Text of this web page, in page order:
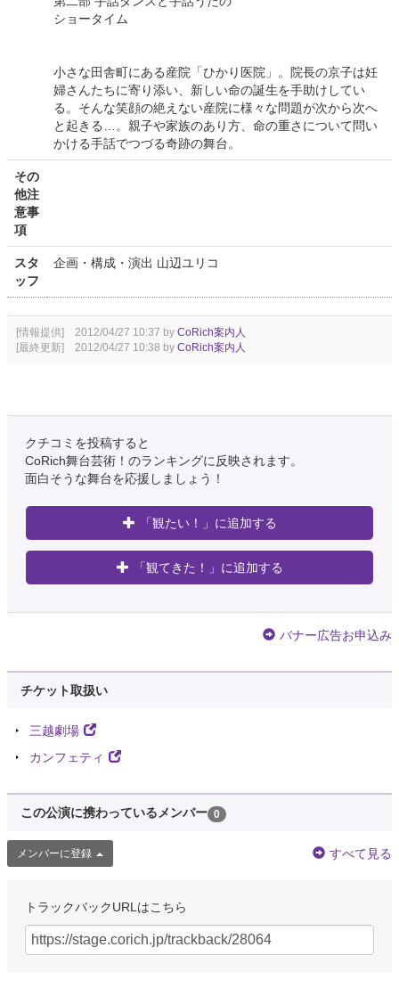
ショータイム
小さな田舎町にある産院「ひかり医院」。院長の京子は妊
婦さんたちに寄り添い、新しい命の誕生を手助けしてい
る。そんな笑顔の絶えない産院に様々な問題が次から次へ
と起きる…。親子や家族のあり方、命の重さについて問い
かける手話でつづる奇跡の舞台。
その
他注
意事
項
スタ
ッフ
企画・構成・演出 山辺ユリコ
[情報提供] 2012/04/27 10:37 by CoRich案内人
[最終更新] 2012/04/27 10:38 by CoRich案内人
クチコミを投稿すると
CoRich舞台芸術！のランキングに反映されます。
面白そうな舞台を応援しましょう！
「観たい！」に追加する
「観てきた！」に追加する
バナー広告お申込み
チケット取扱い
三越劇場
カンフェティ
この公演に携わっているメンバー 0
メンバーに登録 すべて見る
トラックバックURLはこちら